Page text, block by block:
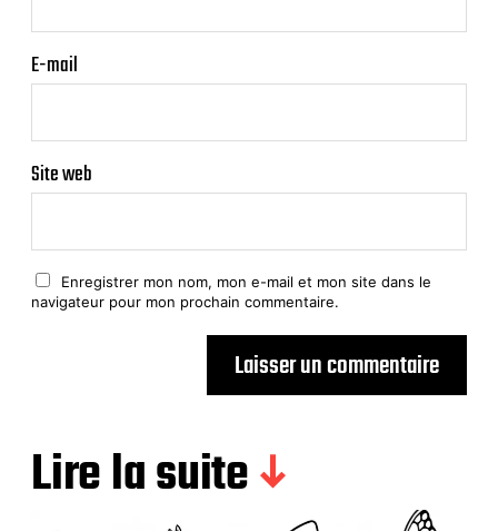
E-mail
Site web
Enregistrer mon nom, mon e-mail et mon site dans le
navigateur pour mon prochain commentaire.
Lire la suite